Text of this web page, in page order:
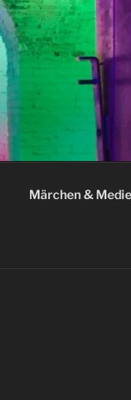
Märchen &